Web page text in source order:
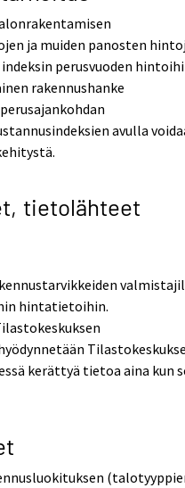
ja muiden panosten
perusvuoden
rakennushanke
avulla
tietolähteet
hintatietoihin.
kerättyä tietoa aina kun